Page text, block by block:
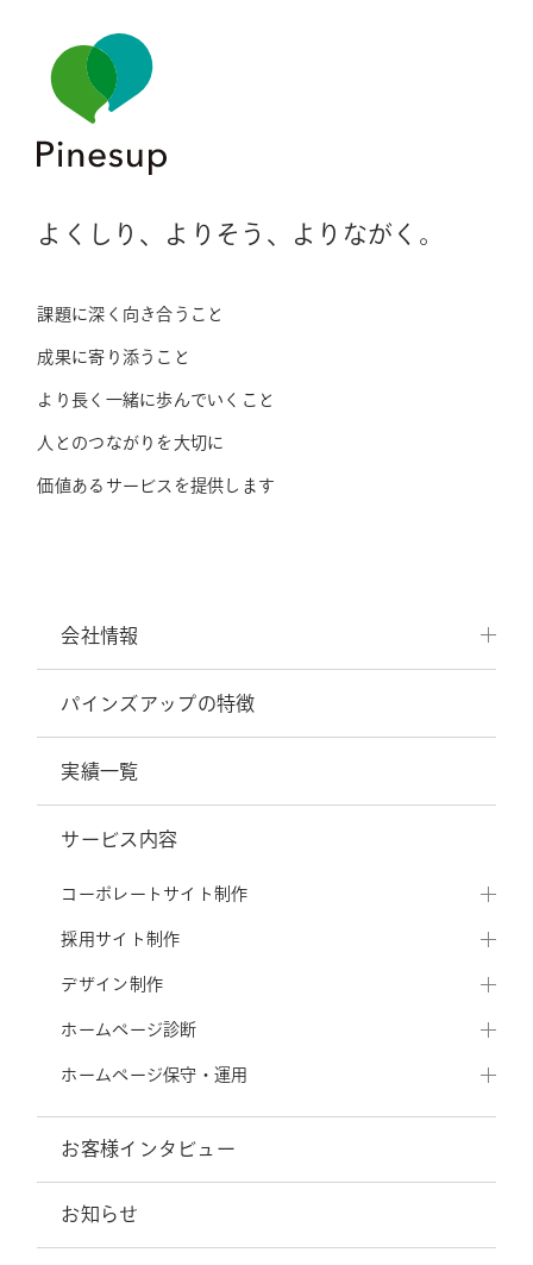
よくしり、よりそう、よりながく。
課題に深く向き合うこと
成果に寄り添うこと
より長く一緒に歩んでいくこと
人とのつながりを大切に
価値あるサービスを提供します
会社情報
パインズアップの特徴
実績一覧
サービス内容
コーポレートサイト制作
採用サイト制作
デザイン制作
ホームページ診断
ホームページ保守・運用
お客様インタビュー
お知らせ